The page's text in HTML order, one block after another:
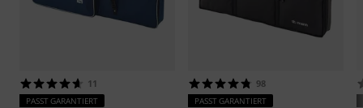
11
PASST GARANTIERT
98
PASST GARANTIERT